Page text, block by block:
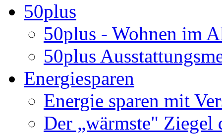
50plus
50plus - Wohnen im
50plus
Energiesparen
Energie sparen mit
Der „wärmste" Ziegel